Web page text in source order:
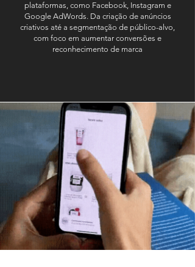
plataformas, como Facebook, Instagram e
Google AdWords. Da criação de anúncios
criativos até a segmentação de público-alvo,
com foco em aumentar conversões e
reconhecimento de marca